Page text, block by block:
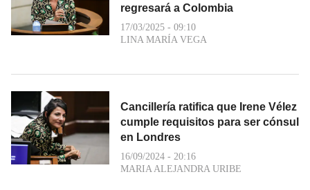
regresará a Colombia
17/03/2025 - 09:10
LINA MARÍA VEGA
Cancillería ratifica que Irene Vélez
cumple requisitos para ser cónsul
en Londres
16/09/2024 - 20:16
MARIA ALEJANDRA URIBE